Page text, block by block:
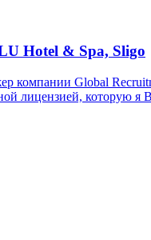
Hotel & Spa, Sligo
Global Recruitment Agency работает на рынке
лицензией, которую я